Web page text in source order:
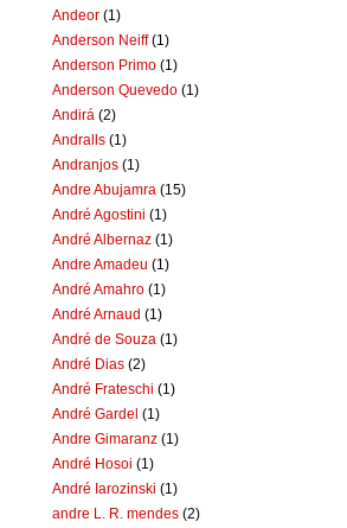
Andeor (1)
Anderson Neiff (1)
Anderson Primo (1)
Anderson Quevedo (1)
Andirá (2)
Andralls (1)
Andranjos (1)
Andre Abujamra (15)
André Agostini (1)
André Albernaz (1)
Andre Amadeu (1)
André Amahro (1)
André Arnaud (1)
André de Souza (1)
André Dias (2)
André Frateschi (1)
André Gardel (1)
Andre Gimaranz (1)
André Hosoi (1)
André Iarozinski (1)
andre L. R. mendes (2)